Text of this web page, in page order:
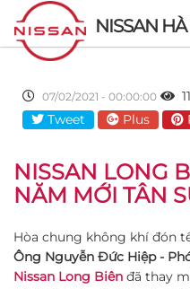
NISSAN
07/02/2021 - 00:00:00
Tweet
Plus
NISSAN LONG
NĂM MỚI TÂN
Hòa chung không khí đón
Ông Nguyễn Đức Hiệp -
Nissan Long Biên đã thay